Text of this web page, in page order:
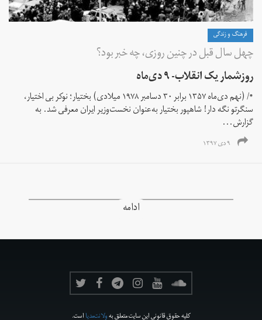
فرهنگ و زندگی
چهل سال قبل در چنین روزی، چه خبر بود؟
روزشمار یک انقلاب- ۹ دی‌ماه
*/ (نهم دی‌ماه ۱۳۵۷ برابر ۳۰ دسامبر ۱۹۷۸ میلادی) بختیار؛ نوکر بی اختیار،
سنگرتو نگه دار! شاهپور بختیار به‌عنوان نخست‌وزیر ایران معرفی شد. به
گزارش...
۹ دی ۱۳۹۷
ادامه